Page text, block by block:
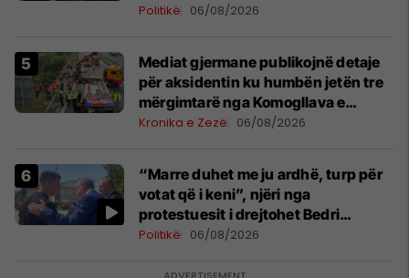
rëndë kushtetuese
Politikë 06/08/2026
Mediat gjermane publikojnë detaje
për aksidentin ku humbën jetën tre
mërgimtarë nga Komogllava e
Ferizajt
Kronika e Zezë 06/08/2026
“Marre duhet me ju ardhë, turp për
votat që i keni”, njëri nga
protestuesit i drejtohet Bedri
Hamzës
Politikë 06/08/2026